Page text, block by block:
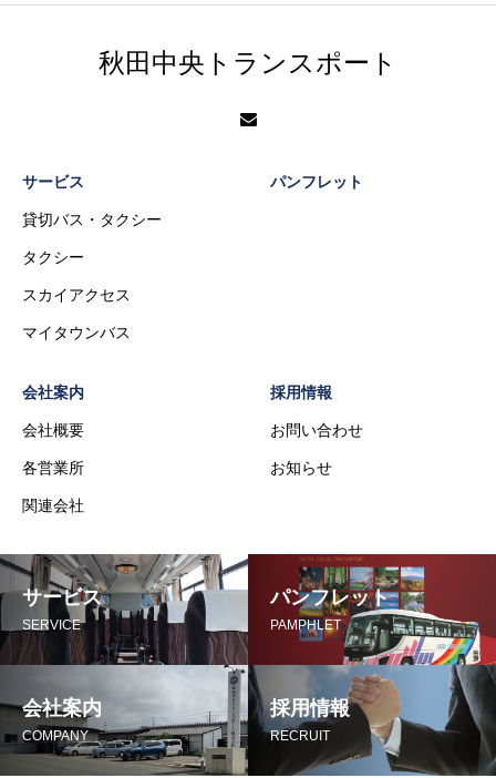
秋田中央トランスポート
サービス
貸切バス・タクシー
タクシー
スカイアクセス
マイタウンバス
パンフレット
会社案内
会社概要
各営業所
関連会社
採用情報
お問い合わせ
お知らせ
サービス
SERVICE
パンフレット
PAMPHLET
会社案内
COMPANY
採用情報
RECRUIT